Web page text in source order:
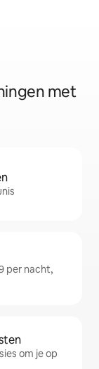
met
per nacht,
om je op